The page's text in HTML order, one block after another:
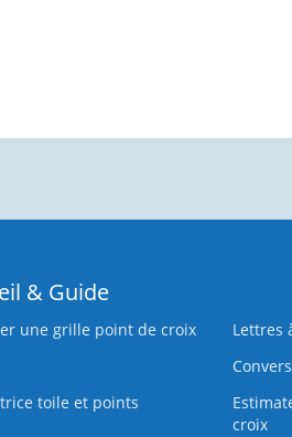
& Guide
une grille point de croix
Lettres
toile et points
croix